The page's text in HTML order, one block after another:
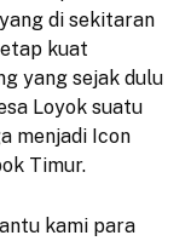
di sekitaran
kuat
yang sejak dulu
Loyok suatu
menjadi Icon
Timur.
kami para